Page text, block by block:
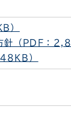
）
針（PDF：
）